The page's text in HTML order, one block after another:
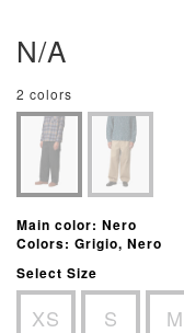
N/A
2 colors
Main color: Nero
Colors: Grigio, Nero
Select Size
XS S M